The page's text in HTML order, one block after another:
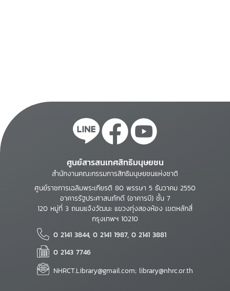
ศูนย์สารสนเทศสิทธิมนุษยชน
สำนักงานคณะกรรมการสิทธิมนุษยชนแห่งชาติ
ศูนย์ราชการเฉลิมพระเกียรติ 80 พรรษา 5 ธันวาคม 2550
อาคารรัฐประศาสนภักดี (อาคารบี) ชั้น 7
120 หมู่ที่ 3 ถนนแจ้งวัฒนะ แขวงทุ่งสองห้อง เขตหลักสี่
กรุงเทพฯ 10210
0 2141 3844, 0 2141 1987, 0 2141 3881
0 2143 7746
NHRCT.Library@gmail.com; library@nhrc.or.th